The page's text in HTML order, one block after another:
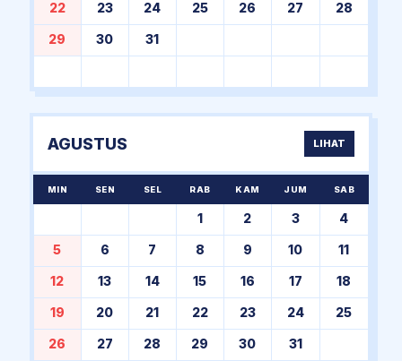
22 23 24 25 26 27 28
29 30 31
AGUSTUS LIHAT
MIN SEN SEL RAB KAM JUM SAB
1 2 3 4
5 6 7 8 9 10 11
12 13 14 15 16 17 18
19 20 21 22 23 24 25
26 27 28 29 30 31